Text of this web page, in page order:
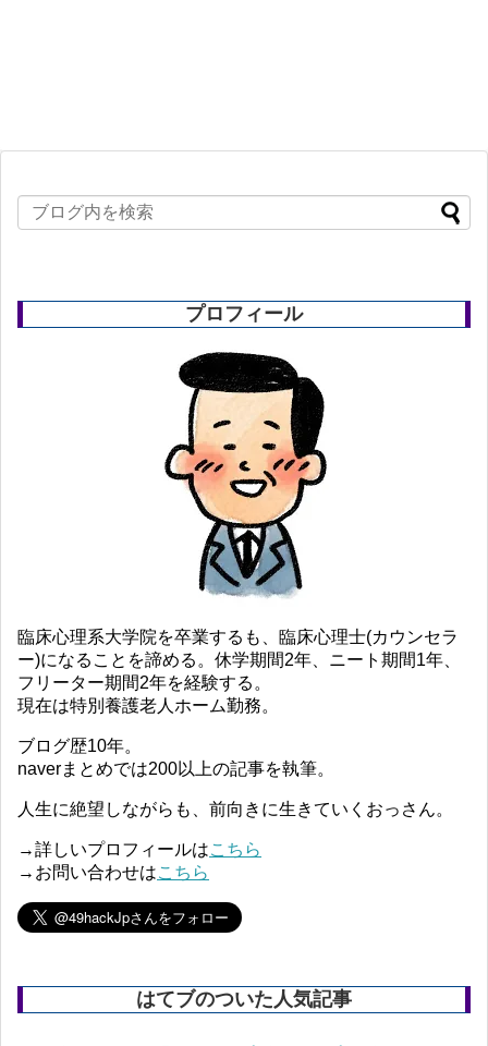
プロフィール
臨床心理系大学院を卒業するも、臨床心理士(カウンセラ
ー)になることを諦める。休学期間2年、ニート期間1年、
フリーター期間2年を経験する。
現在は特別養護老人ホーム勤務。
ブログ歴10年。
naverまとめでは200以上の記事を執筆。
人生に絶望しながらも、前向きに生きていくおっさん。
→詳しいプロフィールはこちら
→お問い合わせはこちら
はてブのついた人気記事